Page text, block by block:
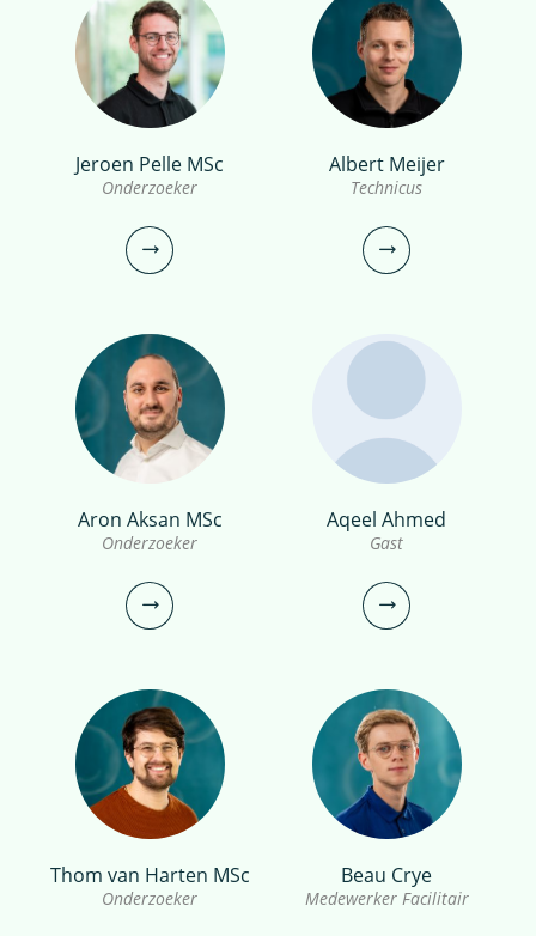
bekijk profiel bekijk profiel
Xander Becking MSc
PhD candidate
030-6069756
xander.becking@kwrwater.nl
bekijk profiel
Amber Ammerlaan
Communicatiemedewerker
amber.ammerlaan@kwrwater.nl
bekijk profiel
Jeroen Pelle MSc
Onderzoeker
Jeroen Pelle MSc
Onderzoeker
030-6069751
jeroen.pelle@kwrwater.nl
bekijk profiel
Albert Meijer
Technicus
Albert Meijer
Technicus
0306069541
albert.meijer@kwrwater.nl
bekijk profiel
Aron Aksan MSc
Onderzoeker
Aron Aksan MSc
Aqeel Ahmed
Gast
Aqeel Ahmed
Thom van Harten MSc
Onderzoeker
Beau Crye
Medewerker Facilitair